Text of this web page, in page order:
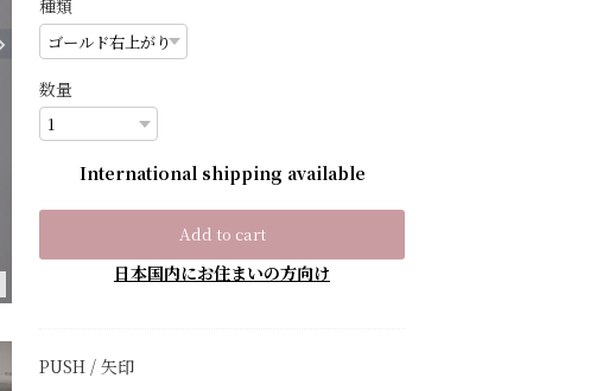
種類
数量
International shipping available
Add to cart
日本国内にお住まいの方向け
PUSH / 矢印